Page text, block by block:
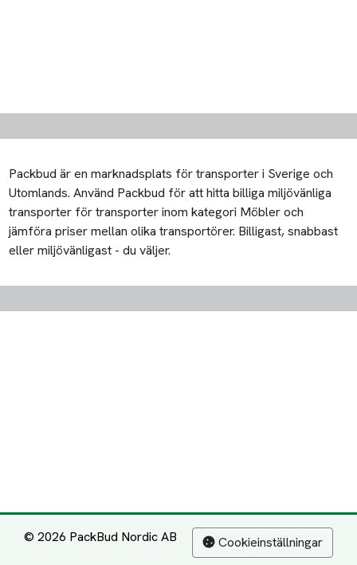
Packbud är en marknadsplats för transporter i Sverige och
Utomlands. Använd Packbud för att hitta billiga miljövänliga
transporter för transporter inom kategori Möbler och
jämföra priser mellan olika transportörer. Billigast, snabbast
eller miljövänligast - du väljer.
© 2026 PackBud Nordic AB Cookieinställningar